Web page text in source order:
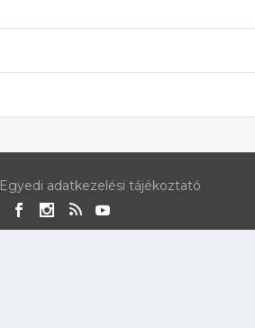
Egyedi adatkezelési tájékoztató